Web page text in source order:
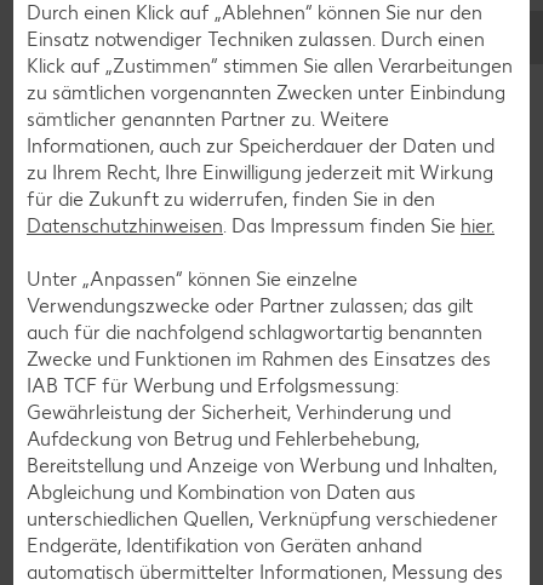
Glutenfreie Rezepte
Wer auf Gluten verzichtet, muss nicht automatisch auf
Vielfalt und Geschmack verzichten. Ob süß oder herzhaft –
mit unseren glutenfreien Rezepten zauberst du dir Gerichte,
die nicht nur verträglich, sondern auch richtig lecker sind.
Durch einen Klick auf „Ablehnen“ können Sie nur den
Einsatz notwendiger Techniken zulassen. Durch einen
Klick auf „Zustimmen“ stimmen Sie allen Verarbeitungen
zu sämtlichen vorgenannten Zwecken unter Einbindung
sämtlicher genannten Partner zu. Weitere
Informationen, auch zur Speicherdauer der Daten und
zu Ihrem Recht, Ihre Einwilligung jederzeit mit Wirkung
für die Zukunft zu widerrufen, finden Sie in den
Datenschutzhinweisen. Das Impressum finden Sie hier.
Unter „Anpassen“ können Sie einzelne
Verwendungszwecke oder Partner zulassen; das gilt
auch für die nachfolgend schlagwortartig benannten
Zwecke und Funktionen im Rahmen des Einsatzes des
IAB TCF für Werbung und Erfolgsmessung:
Gewährleistung der Sicherheit, Verhinderung und
Aufdeckung von Betrug und Fehlerbehebung,
Bereitstellung und Anzeige von Werbung und Inhalten,
Abgleichung und Kombination von Daten aus
unterschiedlichen Quellen, Verknüpfung verschiedener
Endgeräte, Identifikation von Geräten anhand
automatisch übermittelter Informationen, Messung des